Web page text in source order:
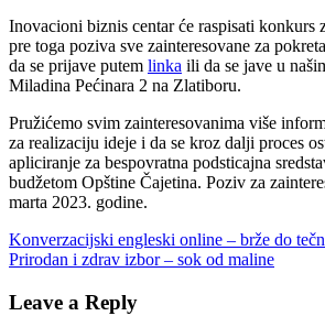
Inovacioni biznis centar će raspisati konkurs
pre toga poziva sve zainteresovane za
da se prijave putem linka ili da se jave u
Miladina Pećinara 2 na Zlatiboru.
Pružićemo svim zainteresovanima više
za realizaciju ideje i da se kroz dalji proces
apliciranje za bespovratna podsticajna
budžetom Opštine Čajetina. Poziv za
marta 2023. godine.
Кретање
чланка
Previous
Post:
Konverzacijski engleski online – brže do
Next
Prirodan i zdrav izbor – sok od maline
Leave a Reply